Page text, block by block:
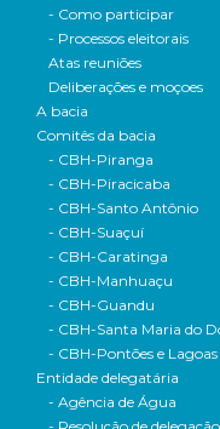
- Como participar
- Processos eleitorais
Atas reuniões
Deliberações e moçoes
A bacia
Comitês da bacia
- CBH-Piranga
- CBH-Piracicaba
- CBH-Santo Antônio
- CBH-Suaçuí
- CBH-Caratinga
- CBH-Manhuaçu
- CBH-Guandu
- CBH-Santa Maria do
- CBH-Pontões e
Entidade delegatária
- Agência de Água